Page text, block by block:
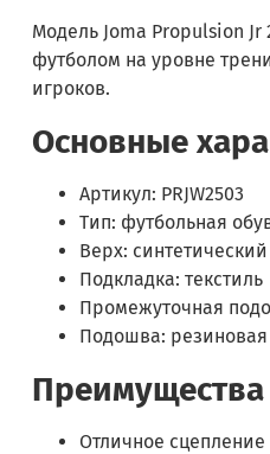
Модель Joma Propulsion
футболом на уровне
игроков.
Основные
Артикул: PRJW2503
Тип: футбольная
Верх:
Подкладка: текстиль
Промежуточная
Подошва: резиновая
Отличное